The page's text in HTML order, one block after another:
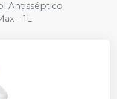
Antisséptico
- 1L